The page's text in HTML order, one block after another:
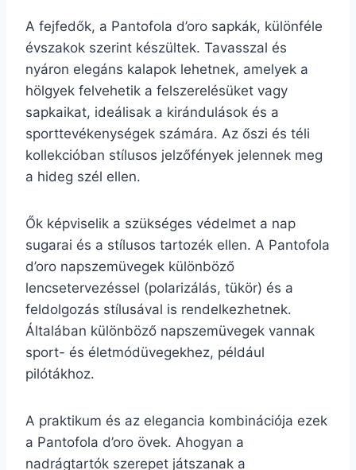
A fejfedők, a Pantofola d’oro sapkák, különféle
évszakok szerint készültek. Tavasszal és
nyáron elegáns kalapok lehetnek, amelyek a
hölgyek felvehetik a felszerelésüket vagy
sapkaikat, ideálisak a kirándulások és a
sporttevékenységek számára. Az őszi és téli
kollekcióban stílusos jelzőfények jelennek meg
a hideg szél ellen.
Ők képviselik a szükséges védelmet a nap
sugarai és a stílusos tartozék ellen. A Pantofola
d’oro napszemüvegek különböző
lencsetervezéssel (polarizálás, tükör) és a
feldolgozás stílusával is rendelkezhetnek.
Általában különböző napszemüvegek vannak
sport- és életmódüvegekhez, például
pilótákhoz.
A praktikum és az elegancia kombinációja ezek
a Pantofola d’oro övek. Ahogyan a
nadrágtartók szerepet játszanak a